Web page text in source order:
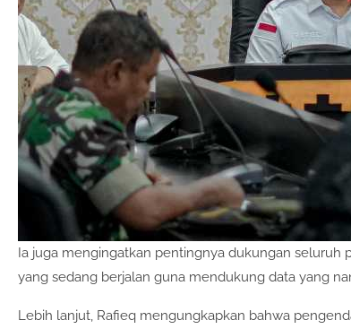
Ia juga mengingatkan pentingnya dukungan
yang sedang berjalan guna mendukung data yang
Lebih lanjut, Rafieq mengungkapkan bahwa